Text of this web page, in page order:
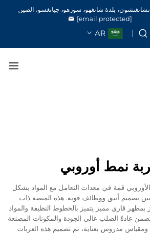
[email protected]
AR
نمط أوروبي
قمة في معدات التعامل مع المواد بشكل
تصميم أنيق ووظائف قوية. هذه المنصة ذات
بمظهر قاري مميز يتميز بالخطوط النظيفة والمواد
تتضمن عادةً الصلب عالي الجودة والمكونات المصنعة
ومقياس مدروس بعناية، تم تصميم هذه العربات